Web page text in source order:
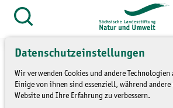
Datenschutzeinstellungen
Wir verwenden Cookies und andere Technologien
Einige von ihnen sind essenziell, während andere
Website und Ihre Erfahrung zu verbessern.
Zum
Inhalt